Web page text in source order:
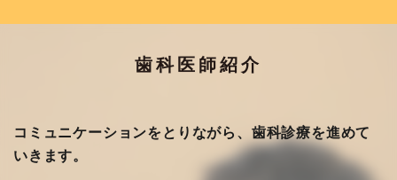
歯科医師紹介
コミュニケーションをとりながら、歯科診療を進めて
いきます。